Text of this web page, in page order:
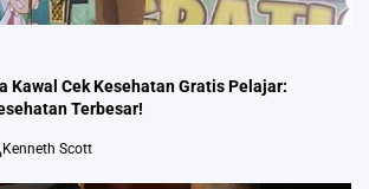
Kawal Cek Kesehatan Gratis Pelajar:
Terbesar!
Kenneth Scott